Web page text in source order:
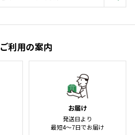
ご利用の案内
お届け
発送日より
最短4～7日でお届け